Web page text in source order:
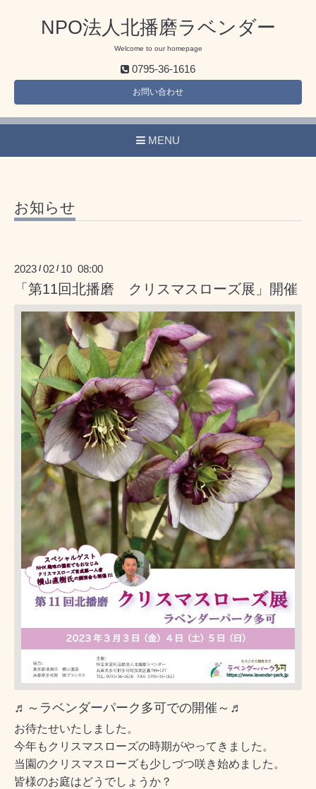
NPO法人北播磨ラベンダー
Welcome to our homepage
0795-36-1616
お問い合わせ
MENU
お知らせ
2023 /02 / 10 08:00
「第11回北播磨 クリスマスローズ展」開催
♬～ラベンダーパーク多可での開催～♬
お待たせいたしました。
今年もクリスマスローズの時期がやってきました。
当園のクリスマスローズも少しづつ咲き始めました。
皆様のお庭はどうでしょうか？